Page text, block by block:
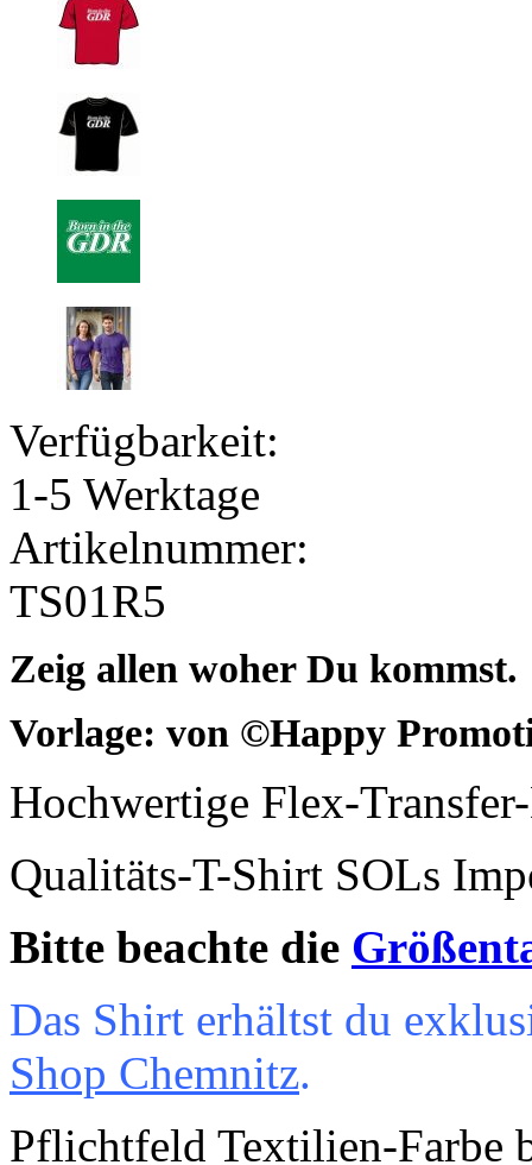
Verfügbarkeit:
1-5 Werktage
Artikelnummer:
TS01R5
Zeig allen woher Du kommst.
Vorlage: von ©Happy
Hochwertige Flex-
Qualitäts-T-Shirt SOLs
Bitte beachte die
Das Shirt erhältst du
Shop Chemnitz.
Pflichtfeld Textilien-Farbe